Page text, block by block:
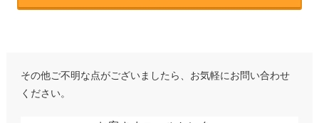
その他ご不明な点がございましたら、お気軽にお問い合わせ
ください。